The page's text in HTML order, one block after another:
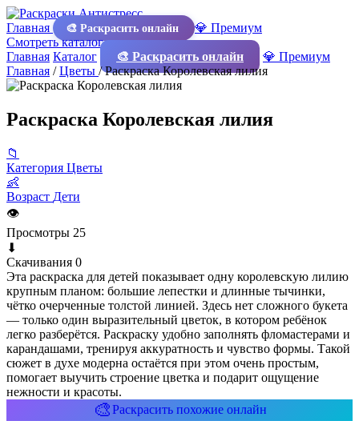
Главная 🎨 Раскрасить онлайн
💎 Премиум
Смотреть каталог
Главная Каталог 🎨 Раскрасить онлайн
💎 Премиум
Главная /Цветы /Раскраска Королевская лилия
Раскраска Королевская лилия
📁
Категория Цветы
👶
Возраст Дети
👁
Просмотры 25
⬇
Скачивания 0
Эта раскраска для детей показывает одну королевскую лилию
крупным планом: большие лепестки и длинные тычинки,
чётко очерченные толстой линией. Здесь нет сложного букета
— только один выразительный цветок, в котором ребёнок
легко разберётся. Раскраску удобно заполнять фломастерами и
карандашами, тренируя аккуратность и чувство формы. Такой
сюжет в духе модерна остаётся при этом очень простым,
помогает выучить строение цветка и подарит ощущение
нежности и красоты.
🎨Раскрасить похожие онлайн